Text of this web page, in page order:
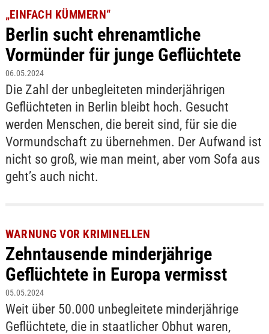
„EINFACH KÜMMERN“
Berlin sucht ehrenamtliche
Vormünder für junge Geflüchtete
06.05.2024
Die Zahl der unbegleiteten minderjährigen
Geflüchteten in Berlin bleibt hoch. Gesucht
werden Menschen, die bereit sind, für sie die
Vormundschaft zu übernehmen. Der Aufwand ist
nicht so groß, wie man meint, aber vom Sofa aus
geht’s auch nicht.
WARNUNG VOR KRIMINELLEN
Zehntausende minderjährige
Geflüchtete in Europa vermisst
05.05.2024
Weit über 50.000 unbegleitete minderjährige
Geflüchtete, die in staatlicher Obhut waren,